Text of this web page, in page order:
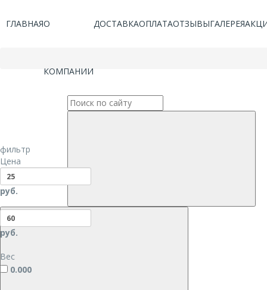
ГЛАВНАЯО
КОМПАНИИ
ДОСТАВКАОПЛАТАОТЗЫВЫГАЛЕРЕЯ
фильтр
Цена
руб.
руб.
Вес
0.000